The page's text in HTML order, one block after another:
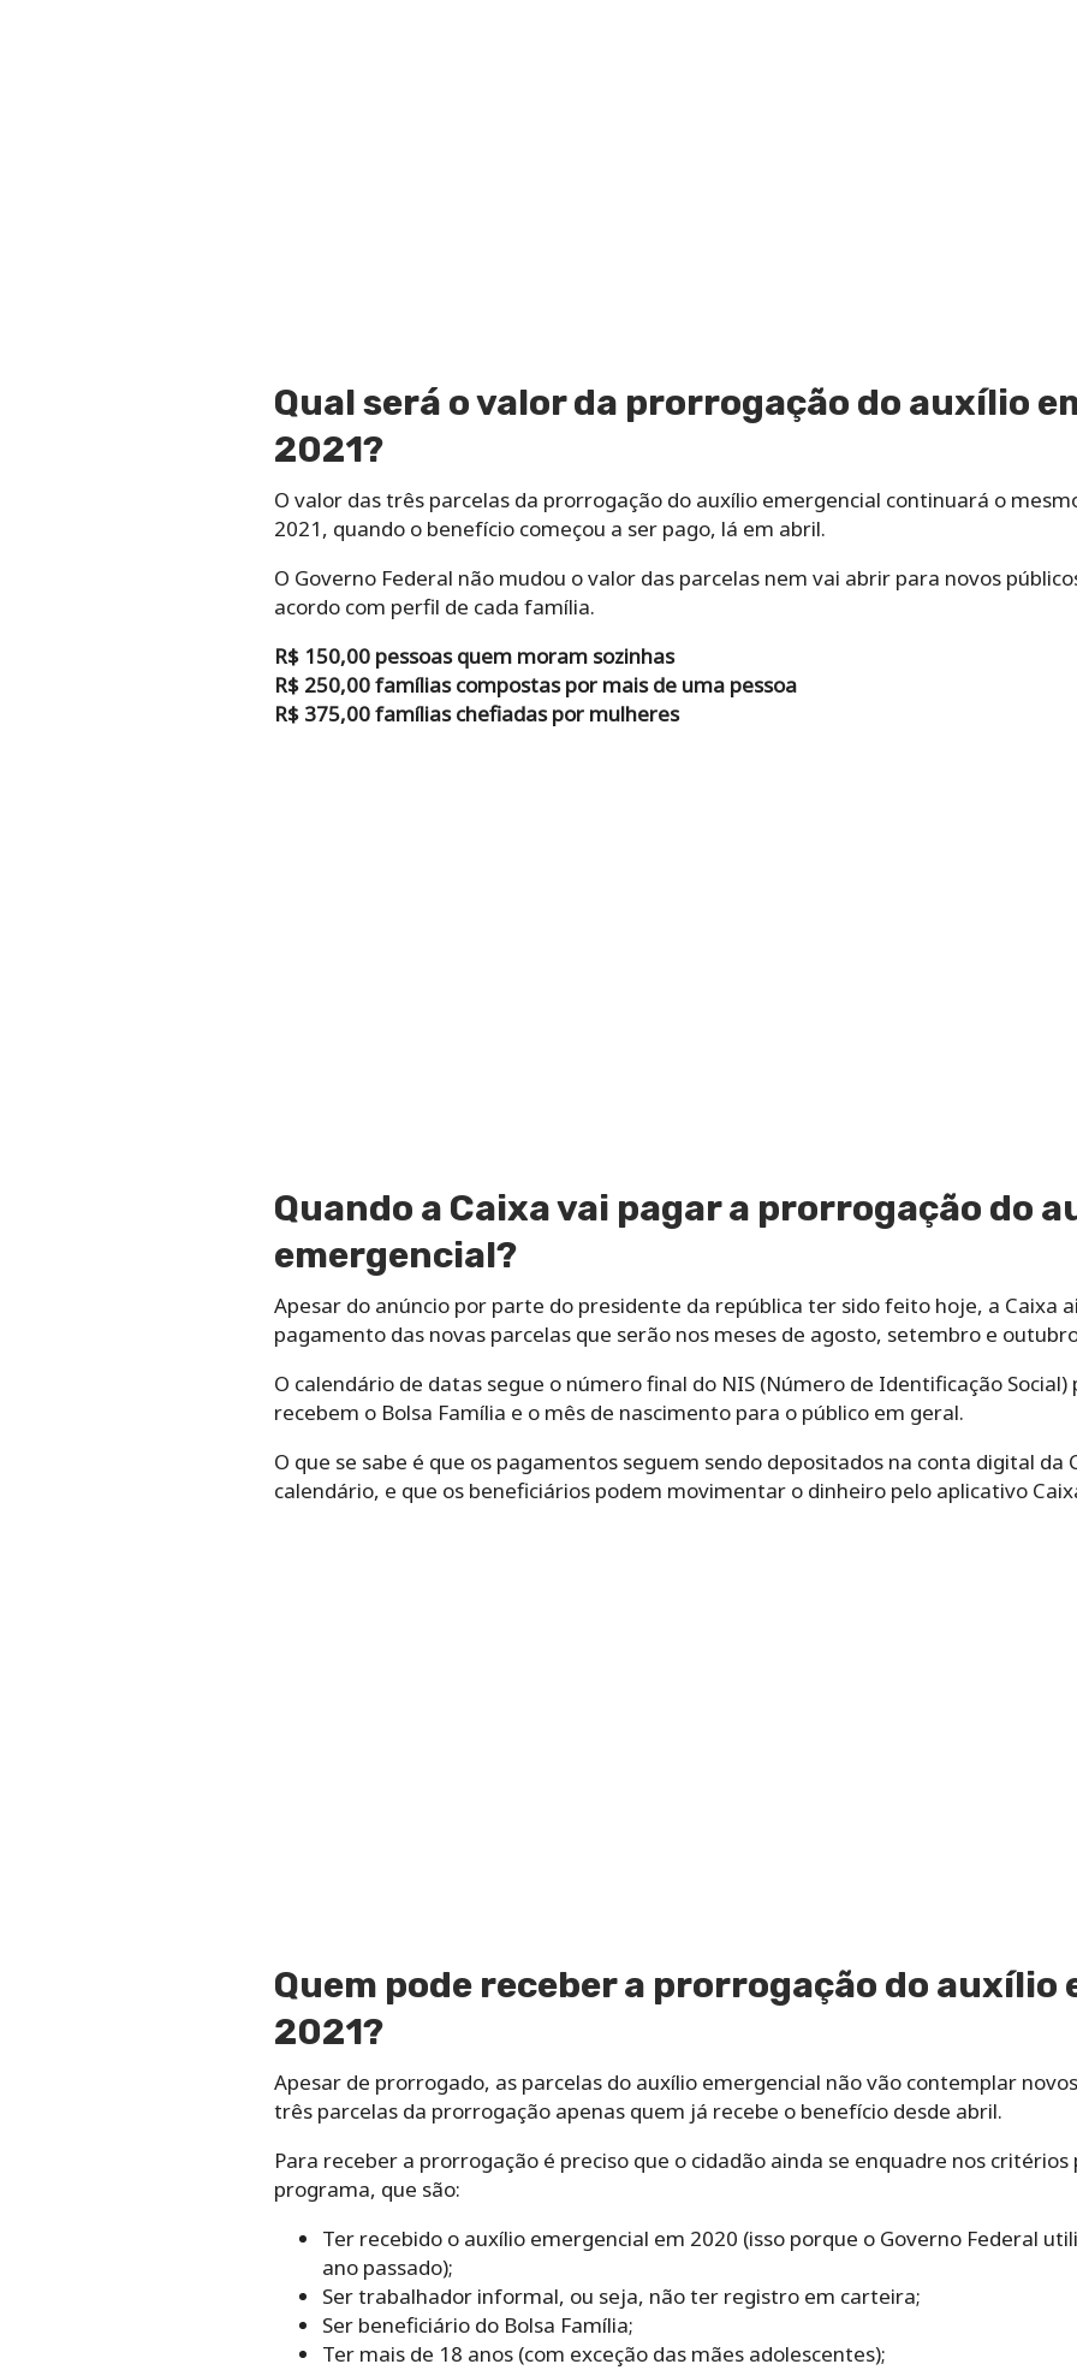
Qual será o valor da prorrogação do auxílio
2021?
O valor das três parcelas da prorrogação do auxílio emergencial continuará o
2021, quando o benefício começou a ser pago, lá em abril.
O Governo Federal não mudou o valor das parcelas nem vai abrir para novos
acordo com perfil de cada família.
R$ 150,00 pessoas quem moram sozinhas
R$ 250,00 famílias compostas por mais de uma pessoa
R$ 375,00 famílias chefiadas por mulheres
Quando a Caixa vai pagar a prorrogação do
emergencial?
Apesar do anúncio por parte do presidente da república ter sido feito hoje, a Caixa
pagamento das novas parcelas que serão nos meses de agosto, setembro e
O calendário de datas segue o número final do NIS (Número de Identificação
recebem o Bolsa Família e o mês de nascimento para o público em geral.
O que se sabe é que os pagamentos seguem sendo depositados na conta digital da
calendário, e que os beneficiários podem movimentar o dinheiro pelo aplicativo
Quem pode receber a prorrogação do auxílio
2021?
Apesar de prorrogado, as parcelas do auxílio emergencial não vão contemplar
três parcelas da prorrogação apenas quem já recebe o benefício desde abril.
Para receber a prorrogação é preciso que o cidadão ainda se enquadre nos
programa, que são:
Ter recebido o auxílio emergencial em 2020 (isso porque o Governo Federal
ano passado);
Ser trabalhador informal, ou seja, não ter registro em carteira;
Ser beneficiário do Bolsa Família;
Ter mais de 18 anos (com exceção das mães adolescentes);